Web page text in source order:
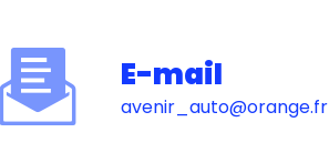
E-mail
avenir_auto@orange.fr